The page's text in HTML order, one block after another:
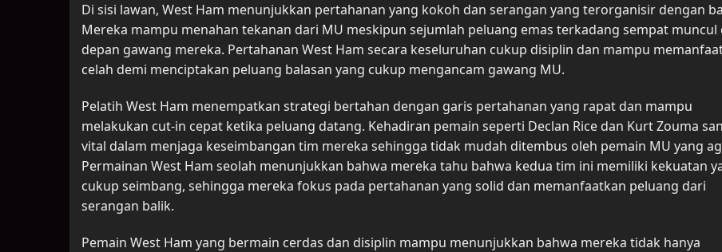
Di sisi lawan, West Ham menunjukkan pertahanan yang kokoh dan serangan yang terorganisir dengan
Mereka mampu menahan tekanan dari MU meskipun sejumlah peluang emas terkadang sempat muncul
depan gawang mereka. Pertahanan West Ham secara keseluruhan cukup disiplin dan mampu
celah demi menciptakan peluang balasan yang cukup mengancam gawang MU.
Pelatih West Ham menempatkan strategi bertahan dengan garis pertahanan yang rapat dan mampu
melakukan cut-in cepat ketika peluang datang. Kehadiran pemain seperti Declan Rice dan Kurt Zouma
vital dalam menjaga keseimbangan tim mereka sehingga tidak mudah ditembus oleh pemain MU yang
Permainan West Ham seolah menunjukkan bahwa mereka tahu bahwa kedua tim ini memiliki kekuatan
cukup seimbang, sehingga mereka fokus pada pertahanan yang solid dan memanfaatkan peluang dari
serangan balik.
Pemain West Ham yang bermain cerdas dan disiplin mampu menunjukkan bahwa mereka tidak hanya